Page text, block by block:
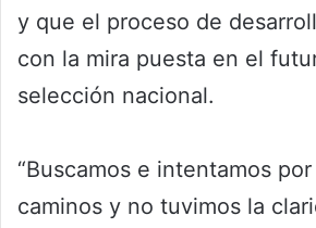
y que el proceso de
con la mira puesta en el
selección nacional.
“Buscamos e intentamos
caminos y no tuvimos la